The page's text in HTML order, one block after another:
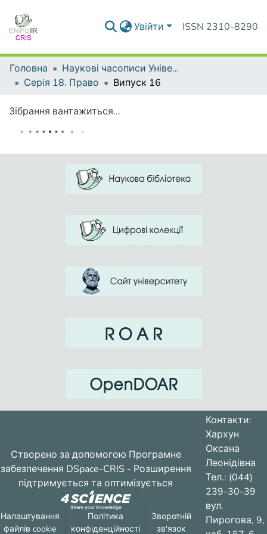
Увійти ISSN 2310-8290
Головна
Наукові часописи Університету
Серія 18. Право
Випуск 16
Зібрання вантажиться...
Створено за допомогою Програмне
забезпечення DSpace-CRIS - Розширення
підтримується та оптимізується
Налаштування
файлів cookie
Політика
конфіденційності
Зворотній
зв'язок
Контакти:
Хархун
Оксана
Леонідівна
Тел.: (044)
239-30-39
вул.
Пирогова, 9,